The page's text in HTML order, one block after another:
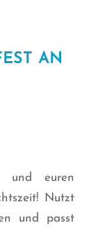
AN
und euren
Nutzt
und passt